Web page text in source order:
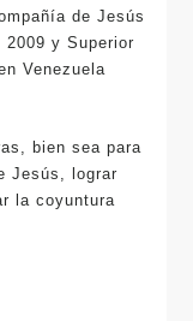
de Jesús
y Superior
Venezuela
bien sea para
Jesús, lograr
la coyuntura